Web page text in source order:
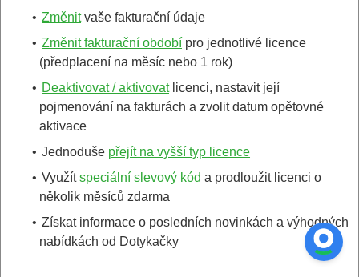
• Změnitvaše fakturační údaje
• Změnit fakturační období pro jednotlivé licence
(předplacení na měsíc nebo 1 rok)
• Deaktivovat / aktivovatlicenci, nastavit její
pojmenování na fakturách a zvolit datum opětovné
aktivace
• Jednoduše přejít na vyšší typ licence
• Využítspeciální slevový kód a prodloužit licenci o
několik měsíců zdarma
• Získat informace o posledních novinkách a výhodných
nabídkách od Dotykačky